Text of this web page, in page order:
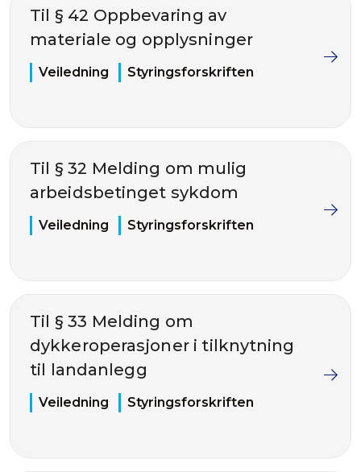
Til § 42 Oppbevaring av
materiale og opplysninger
Veiledning Styringsforskriften
Til § 32 Melding om mulig
arbeidsbetinget sykdom
Veiledning Styringsforskriften
Til § 33 Melding om
dykkeroperasjoner i tilknytning
til landanlegg
Veiledning Styringsforskriften